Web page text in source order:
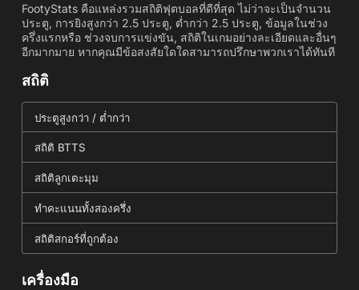
FootyStats คือแหล่งรวมสถิติฟุตบอลที่ดีที่สุด ไม่ว่าจะเป็นจำนวน
ประตู, การยิงสูงกว่า 2.5 ประตู, ต่ำกว่า 2.5 ประตู, ข้อมูลในช่วง
ครึ่งแรกหรือ ช่วงจบการแข่งขัน, สถิติในเกมอย่างละเอียดและอื่นๆ
อีกมากมาย หากคุณมีข้อสงสัยใดใดสามารถปรึกษาพวกเราได้ทันที
สถิติ
ประตูสูงกว่า / ต่ำกว่า
สถิติ BTTS
สถิติลูกเตะมุม
ทำคะแนนทั้งสองครึ่ง
สถิติสกอร์ที่ถูกต้อง
เครื่องมือ